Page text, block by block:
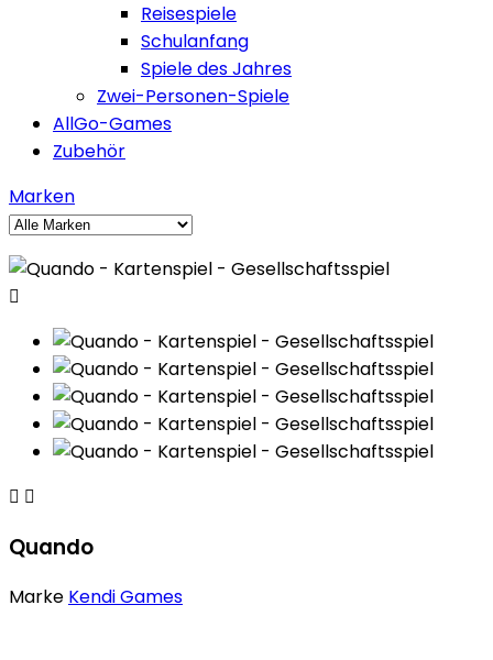
Reisespiele
Schulanfang
Spiele des Jahres
Zwei-Personen-Spiele
AllGo-Games
Zubehör
Marken

 
Quando
Marke Kendi Games